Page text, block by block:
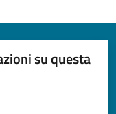
su questa